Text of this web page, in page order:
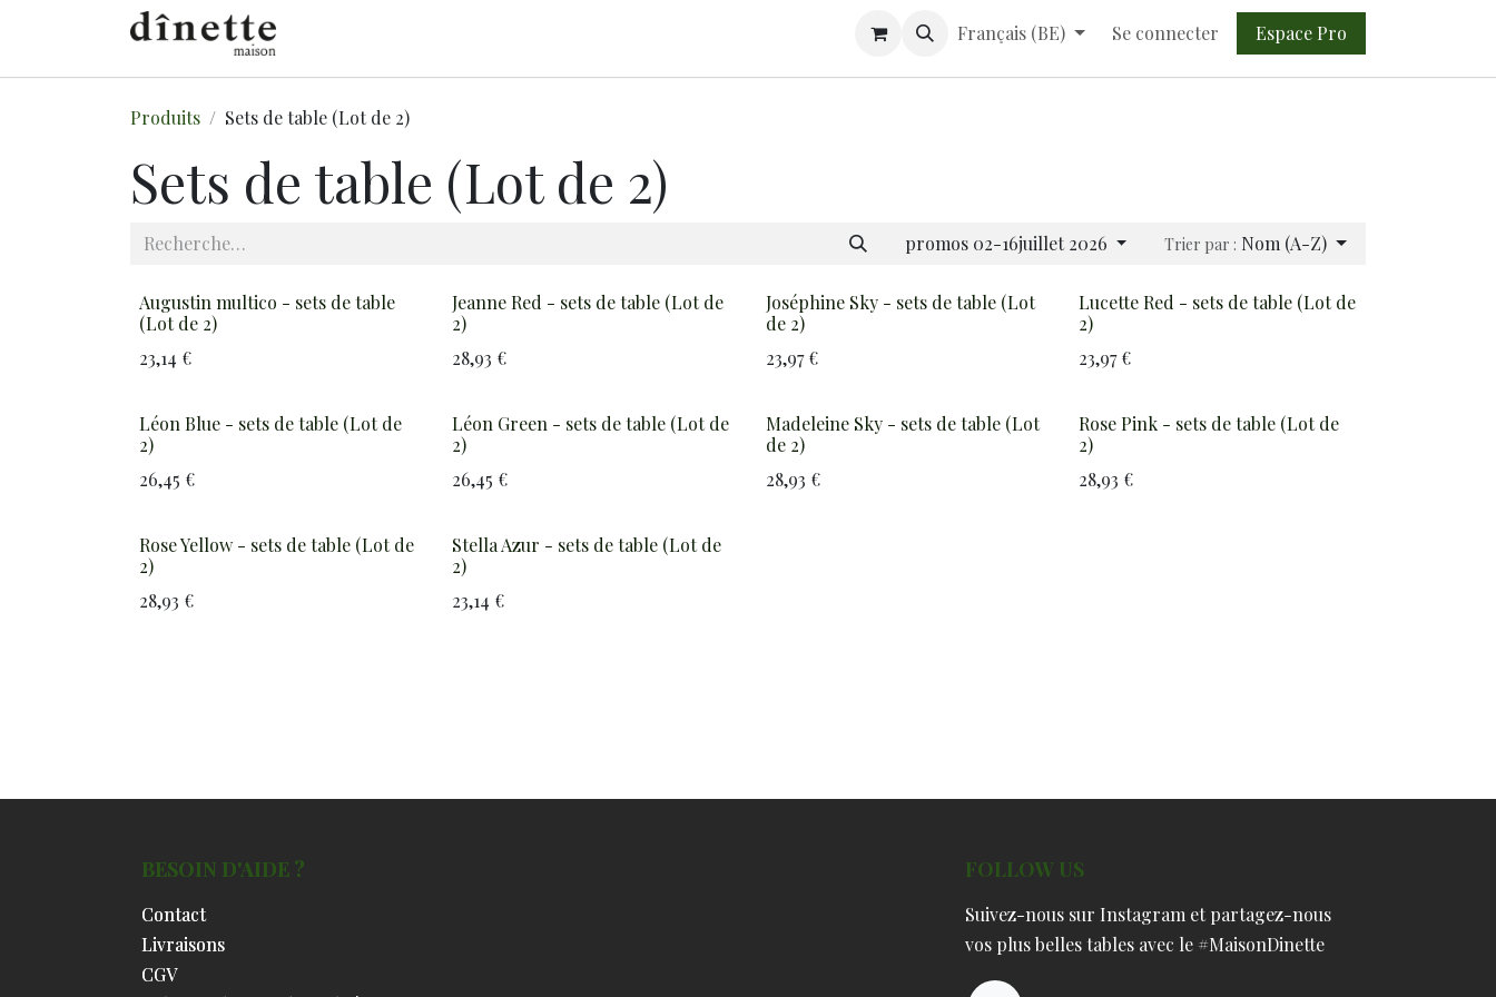
Se rendre au contenu
Français (BE) Se connecter Espace Pro​​
Produits Sets de table (Lot de 2)
Sets de table (Lot de 2)
promos 02-16juillet 2026 Trier par : Nom (A-Z)
Augustin multico - sets de table
(Lot de 2)
23,14 €
Jeanne Red - sets de table (Lot de
2)
28,93 €
Joséphine Sky - sets de table (Lot
de 2)
23,97€
Lucette Red - sets de table (Lot de
2)
23,97€
Léon Blue - sets de table (Lot de
2)
26,45 €
Léon Green - sets de table (Lot de
2)
26,45 €
Madeleine Sky - sets de table (Lot
de 2)
28,93 €
Rose Pink - sets de table (Lot de
2)
28,93 €
Rose Yellow - sets de table (Lot de
2)
28,93 €
Stella Azur - sets de table (Lot de
2)
23,14 €
BESOIN D'AIDE ?
Contact
Livraisons
CGV
BESOIN D'AIDE ?
Contact
Livraisons
CGV
FOLLOW US
Suivez-nous sur Instagram et partagez-nous
vos plus belles tables avec le #MaisonDinette